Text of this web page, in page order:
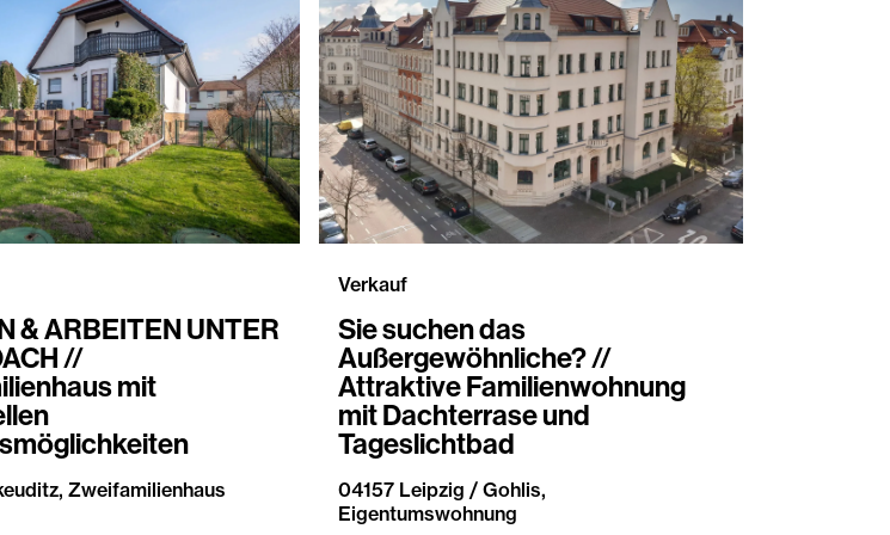
& ARBEITEN UNTER
//
mit
Zweifamilienhaus
Verkauf
Sie suchen das
Außergewöhnliche? //
Attraktive Familienwohnung
mit Dachterrase und
Tageslichtbad
04157 Leipzig / Gohlis,
Eigentumswohnung